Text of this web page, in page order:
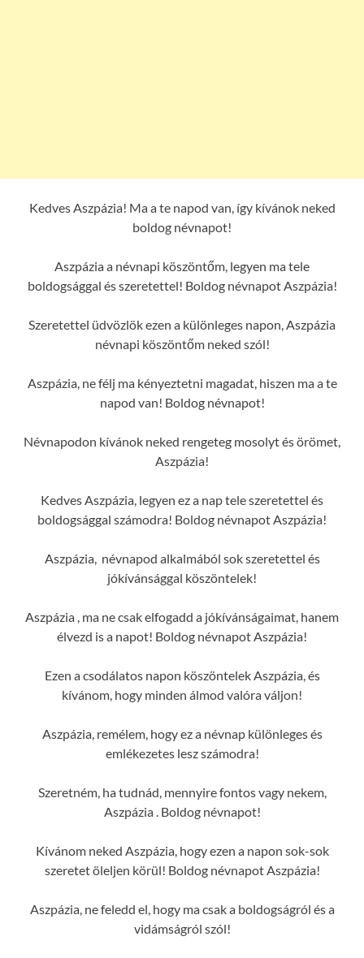
Kedves Aszpázia! Ma a te napod van, így kívánok neked
boldog névnapot!
Aszpázia a névnapi köszöntőm, legyen ma tele
boldogsággal és szeretettel! Boldog névnapot Aszpázia!
Szeretettel üdvözlök ezen a különleges napon, Aszpázia
névnapi köszöntőm neked szól!
Aszpázia, ne félj ma kényeztetni magadat, hiszen ma a te
napod van! Boldog névnapot!
Névnapodon kívánok neked rengeteg mosolyt és örömet,
Aszpázia!
Kedves Aszpázia, legyen ez a nap tele szeretettel és
boldogsággal számodra! Boldog névnapot Aszpázia!
Aszpázia, névnapod alkalmából sok szeretettel és
jókívánsággal köszöntelek!
Aszpázia , ma ne csak elfogadd a jókívánságaimat, hanem
élvezd is a napot! Boldog névnapot Aszpázia!
Ezen a csodálatos napon köszöntelek Aszpázia, és
kívánom, hogy minden álmod valóra váljon!
Aszpázia, remélem, hogy ez a névnap különleges és
emlékezetes lesz számodra!
Szeretném, ha tudnád, mennyire fontos vagy nekem,
Aszpázia . Boldog névnapot!
Kívánom neked Aszpázia, hogy ezen a napon sok-sok
szeretet öleljen körül! Boldog névnapot Aszpázia!
Aszpázia, ne feledd el, hogy ma csak a boldogságról és a
vidámságról szól!